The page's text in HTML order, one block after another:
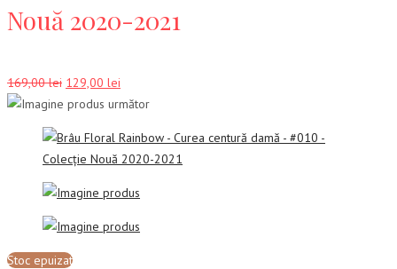
Nouă 2020-2021
169,00lei Prețul
inițial
fost:
169,00 lei.
129,00 lei
curent
129,00 lei.
Stoc epuizat